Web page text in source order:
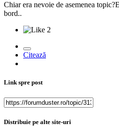
Chiar era nevoie de asemenea
bord..
2
Citează
Link spre post
Distribuie pe alte site-uri